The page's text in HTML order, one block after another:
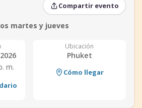
Compartir evento
martes y jueves
m.
Ubicación
Phuket
Cómo llegar